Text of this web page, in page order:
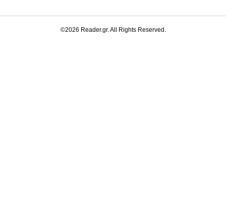
©2026 Reader.gr. All Rights Reserved.